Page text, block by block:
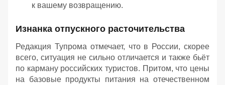
к вашему возвращению.
Изнанка отпускного расточительства
Редакция Тупрома отмечает, что в России, скорее
всего, ситуация не сильно отличается и также бьёт
по карману российских туристов. Притом, что цены
на базовые продукты питания на отечественном